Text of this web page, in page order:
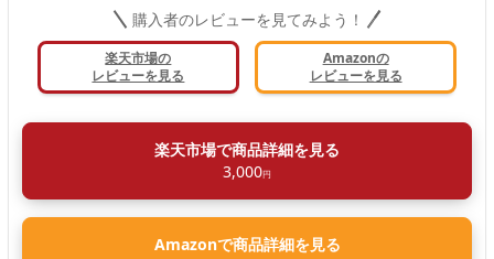
購入者のレビューを見てみよう！
楽天市場の
レビューを見る
Amazonの
レビューを見る
楽天市場で商品詳細を見る
3,000円
Amazonで商品詳細を見る